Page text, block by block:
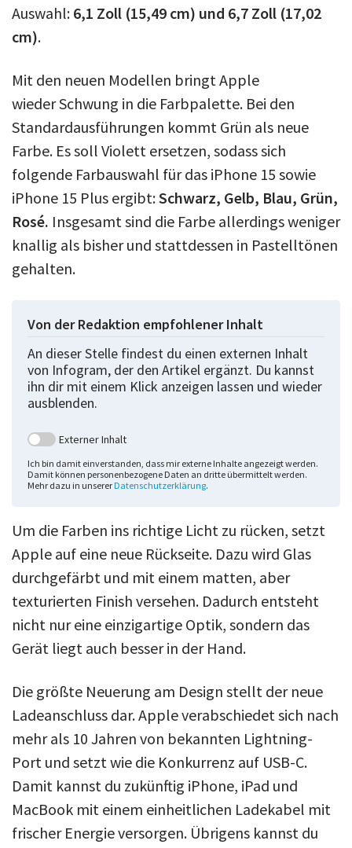
Auswahl: 6,1 Zoll (15,49 cm) und 6,7 Zoll (17,02
cm).
Mit den neuen Modellen bringt Apple
wieder Schwung in die Farbpalette. Bei den
Standardausführungen kommt Grün als neue
Farbe. Es soll Violett ersetzen, sodass sich
folgende Farbauswahl für das iPhone 15 sowie
iPhone 15 Plus ergibt:Schwarz, Gelb, Blau, Grün,
Rosé. Insgesamt sind die Farbe allerdings weniger
knallig als bisher und stattdessen in Pastelltönen
gehalten.
Von der Redaktion empfohlener Inhalt
An dieser Stelle findest du einen externen Inhalt
von Infogram, der den Artikel ergänzt. Du kannst
ihn dir mit einem Klick anzeigen lassen und wieder
ausblenden.
Externer Inhalt
Ich bin damit einverstanden, dass mir externe Inhalte angezeigt werden.
Damit können personenbezogene Daten an dritte übermittelt werden.
Mehr dazu in unserer Datenschutzerklärung.
Um die Farben ins richtige Licht zu rücken, setzt
Apple auf eine neue Rückseite. Dazu wird Glas
durchgefärbt und mit einem matten, aber
texturierten Finish versehen. Dadurch entsteht
nicht nur eine einzigartige Optik, sondern das
Gerät liegt auch besser in der Hand.
Die größte Neuerung am Design stellt der neue
Ladeanschluss dar. Apple verabschiedet sich nach
mehr als 10 Jahren von bekannten Lightning-
Port und setzt wie die Konkurrenz auf USB-C.
Damit kannst du zukünftig iPhone, iPad und
MacBook mit einem einheitlichen Ladekabel mit
frischer Energie versorgen. Übrigens kannst du